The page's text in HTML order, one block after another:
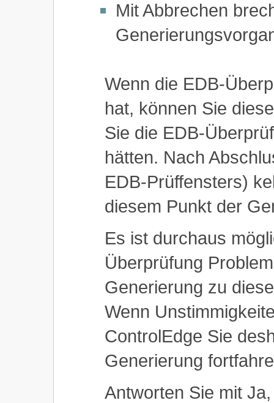
Mit Abbrechen
Wenn die EDB-
hat, können Sie
Sie die EDB-
hätten. Nach
EDB-Prüffensters)
diesem Punkt der
Es ist durchaus
Überprüfung
Generierung zu
Wenn
ControlEdge Sie
Generierung
Antworten Sie mit